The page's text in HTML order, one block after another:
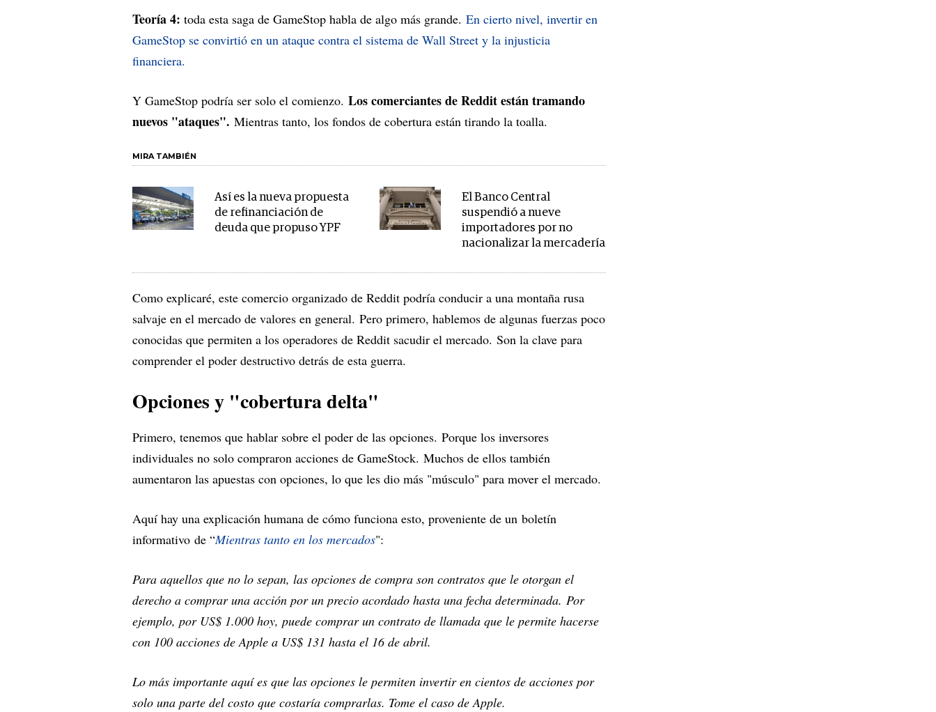
Teoría 4: toda esta saga de GameStop habla de algo más grande. En cierto nivel, invertir en
GameStop se convirtió en un ataque contra el sistema de Wall Street y la injusticia
financiera.
Y GameStop podría ser solo el comienzo. Los comerciantes de Reddit están tramando
nuevos "ataques". Mientras tanto, los fondos de cobertura están tirando la toalla.
MIRA TAMBIÉN
Así es la nueva propuesta
de refinanciación de
deuda que propuso YPF
El Banco Central
suspendió a nueve
importadores por no
nacionalizar la mercadería
Como explicaré, este comercio organizado de Reddit podría conducir a una montaña rusa
salvaje en el mercado de valores en general. Pero primero, hablemos de algunas fuerzas poco
conocidas que permiten a los operadores de Reddit sacudir el mercado. Son la clave para
comprender el poder destructivo detrás de esta guerra.
Opciones y "cobertura delta"
Primero, tenemos que hablar sobre el poder de las opciones. Porque los inversores
individuales no solo compraron acciones de GameStock. Muchos de ellos también
aumentaron las apuestas con opciones, lo que les dio más "músculo" para mover el mercado.
Aquí hay una explicación humana de cómo funciona esto, proveniente de un boletín
informativo de “Mientras tanto en los mercados":
Para aquellos que no lo sepan, las opciones de compra son contratos que le otorgan el
derecho a comprar una acción por un precio acordado hasta una fecha determinada. Por
ejemplo, por US$ 1.000 hoy, puede comprar un contrato de llamada que le permite hacerse
con 100 acciones de Apple a US$ 131 hasta el 16 de abril.
Lo más importante aquí es que las opciones le permiten invertir en cientos de acciones por
solo una parte del costo que costaría comprarlas. Tome el caso de Apple.